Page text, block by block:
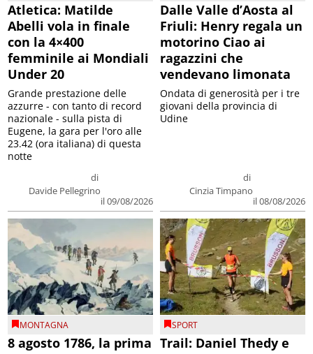
Atletica: Matilde
Abelli vola in finale
con la 4×400
femminile ai Mondiali
Under 20
di
Davide Pellegrino
il 09/08/2026
Grande prestazione delle
azzurre - con tanto di record
nazionale - sulla pista di
Eugene, la gara per l'oro alle
23.42 (ora italiana) di questa
notte
Dalle Valle d’Aosta al
Friuli: Henry regala un
motorino Ciao ai
ragazzini che
vendevano limonata
di
Cinzia Timpano
il 08/08/2026
Ondata di generosità per i tre
giovani della provincia di
Udine
MONTAGNA
8 agosto 1786, la prima
SPORT
Trail: Daniel Thedy e